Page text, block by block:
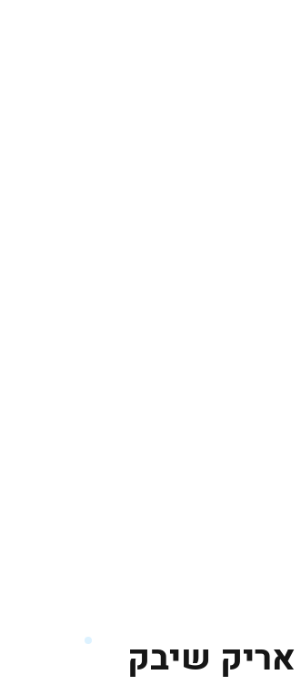
אריק שיבק